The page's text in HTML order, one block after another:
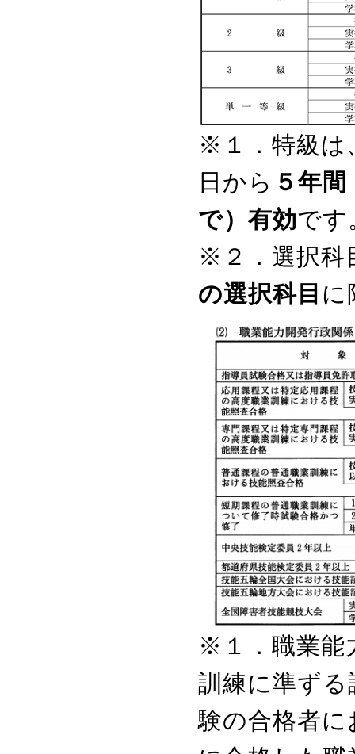
※１． 特級は
日から ５年
で）有効です
※２． 選択科
の選択科目 に
※１．職業能
訓練に準ず
験の合格者